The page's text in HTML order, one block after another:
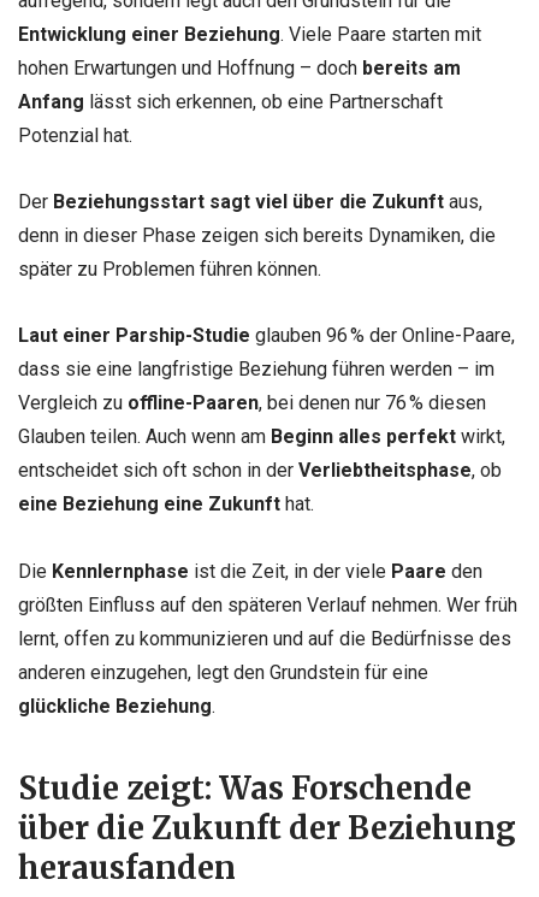
Entwicklung einer Beziehung. Viele Paare starten mit
hohen Erwartungen und Hoffnung – doch bereits am
Anfang lässt sich erkennen, ob eine Partnerschaft
Potenzial hat.
Der Beziehungsstart sagt viel über die Zukunft aus,
denn in dieser Phase zeigen sich bereits Dynamiken, die
später zu Problemen führen können.
Laut einer Parship-Studie glauben 96 % der Online-Paare,
dass sie eine langfristige Beziehung führen werden – im
Vergleich zu offline-Paaren, bei denen nur 76 % diesen
Glauben teilen. Auch wenn am Beginn alles perfekt wirkt,
entscheidet sich oft schon in der Verliebtheitsphase, ob
eine Beziehung eine Zukunft hat.
Die Kennlernphase ist die Zeit, in der viele Paare den
größten Einfluss auf den späteren Verlauf nehmen. Wer früh
lernt, offen zu kommunizieren und auf die Bedürfnisse des
anderen einzugehen, legt den Grundstein für eine
glückliche Beziehung.
Studie zeigt: Was Forschende
über die Zukunft der Beziehung
herausfanden